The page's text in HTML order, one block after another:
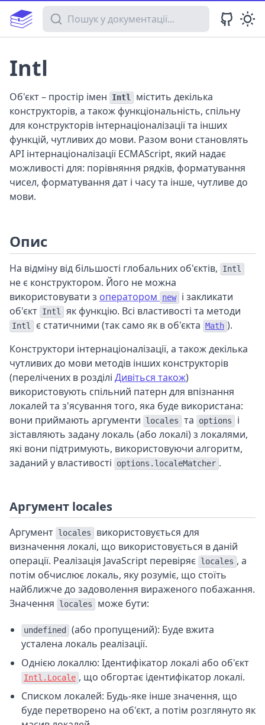
Пошук у документації
Intl
Об'єкт – простір імен Intl
містить декілька
конструкторів, а також функціональність, спільну
для конструкторів інтернаціоналізації та інших
функцій, чутливих до мови. Разом вони становлять
API інтернаціоналізації ECMAScript, який надає
можливості для: порівняння рядків, форматування
чисел, форматування дат і часу та інше, чутливе до
мови.
Опис
На відміну від більшості глобальних об'єктів, Intl
не є конструктором. Його не можна
використовувати з оператором new
і закликати
об'єкт Intl як функцію. Всі властивості та методи
Intl є статичними (так само як в об'єкта Math ).
Конструктори інтернаціоналізації, а також декілька
чутливих до мови методів інших конструкторів
(перелічених в розділі Дивіться також)
використовують спільний патерн для впізнання
локалей та з'ясування того, яка буде використана:
вони приймають аргументи
locales та options
і
зіставляють задану локаль (або локалі) з локалями,
які вони підтримують, використовуючи алгоритм,
заданий у властивості
options.localeMatcher .
Аргумент locales
Аргумент locales
використовується для
визначення локалі, що використовується в даній
операції. Реалізація JavaScript перевіряє locales , а
потім обчислює локаль, яку розуміє, що стоїть
найближче до задоволення вираженого побажання.
Значення
locales може бути:
undefined
(або пропущений): Буде вжита
усталена локаль реалізації.
Однією локаллю: Ідентифікатор локалі або об'єкт
Intl.Locale , що обгортає ідентифікатор локалі.
Списком локалей: Будь-яке інше значення, що
буде перетворено на об'єкт, а потім розглянуто як